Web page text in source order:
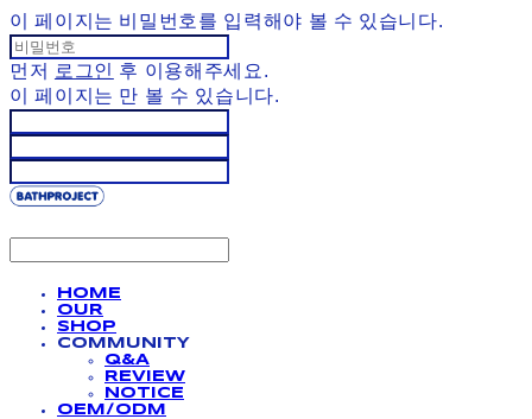
이 페이지는 비밀번호를 입력해야 볼 수 있습니다.
먼저 로그인 후 이용해주세요.
이 페이지는 만 볼 수 있습니다.
HOME
OUR
SHOP
COMMUNITY
Q&A
REVIEW
NOTICE
OEM/ODM